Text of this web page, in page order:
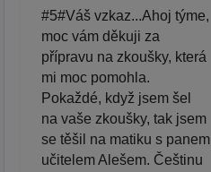
#5#Váš vzkaz...Ahoj týme,
moc vám děkuji za
přípravu na zkoušky, která
mi moc pomohla.
Pokaždé, když jsem šel
na vaše zkoušky, tak jsem
se těšil na matiku s panem
učitelem Alešem. Češtinu